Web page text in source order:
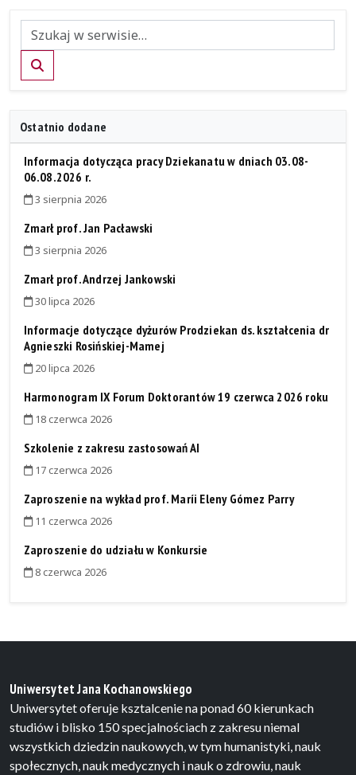
Szukaj
Ostatnio dodane
Informacja dotycząca pracy Dziekanatu w dniach 03.08-
06.08.2026 r.
3 sierpnia 2026
Zmarł prof. Jan Pacławski
3 sierpnia 2026
Zmarł prof. Andrzej Jankowski
30 lipca 2026
Informacje dotyczące dyżurów Prodziekan ds. kształcenia dr
Agnieszki Rosińskiej-Mamej
20 lipca 2026
Harmonogram IX Forum Doktorantów 19 czerwca 2026 roku
18 czerwca 2026
Szkolenie z zakresu zastosowań AI
17 czerwca 2026
Zaproszenie na wykład prof. Maríi Eleny Gómez Parry
11 czerwca 2026
Zaproszenie do udziału w Konkursie
8 czerwca 2026
Uniwersytet Jana Kochanowskiego
Uniwersytet oferuje ksztalcenie na ponad 60 kierunkach
studiów i blisko 150 specjalnościach z zakresu niemal
wszystkich dziedzin naukowych, w tym humanistyki, nauk
społecznych, nauk medycznych i nauk o zdrowiu, nauk